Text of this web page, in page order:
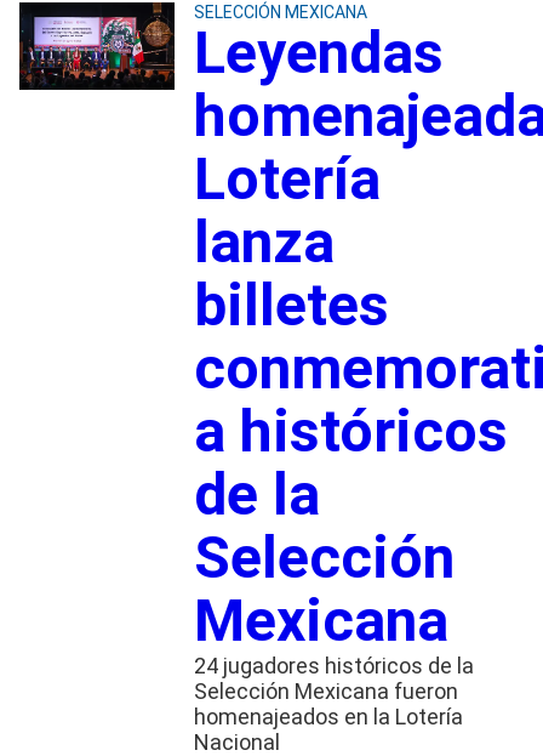
SELECCIÓN MEXICANA
Leyendas
Lotería
lanza
billetes
a históricos
de la
Selección
Mexicana
24 jugadores históricos de la
Selección Mexicana fueron
homenajeados en la Lotería
Nacional